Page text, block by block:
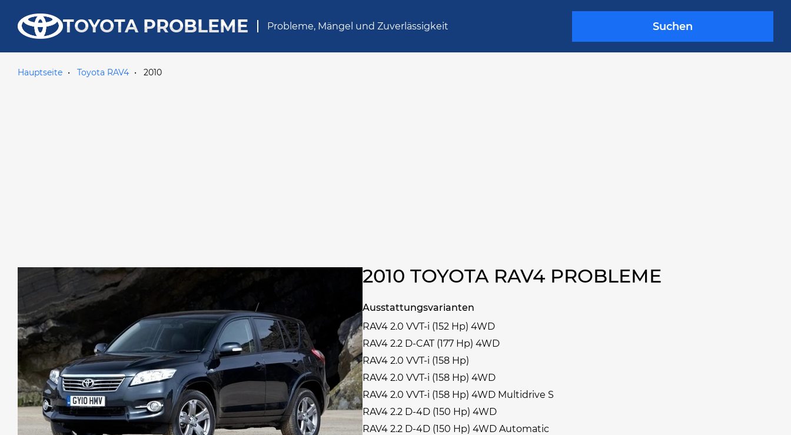
TOYOTA PROBLEME Probleme, Mängel und Zuverlässigkeit Suchen
Hauptseite Toyota RAV4 2010
2010 TOYOTA RAV4 PROBLEME
Ausstattungsvarianten
RAV4 2.0 VVT-i (152 Hp) 4WD
RAV4 2.2 D-CAT (177 Hp) 4WD
RAV4 2.0 VVT-i (158 Hp)
RAV4 2.0 VVT-i (158 Hp) 4WD
RAV4 2.0 VVT-i (158 Hp) 4WD Multidrive S
RAV4 2.2 D-4D (150 Hp) 4WD
RAV4 2.2 D-4D (150 Hp) 4WD Automatic